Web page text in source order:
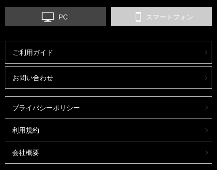
ルフィギュア【完全受注生産】
PC スマートフォン
ご利用ガイド
お問い合わせ
プライバシーポリシー
利用規約
会社概要